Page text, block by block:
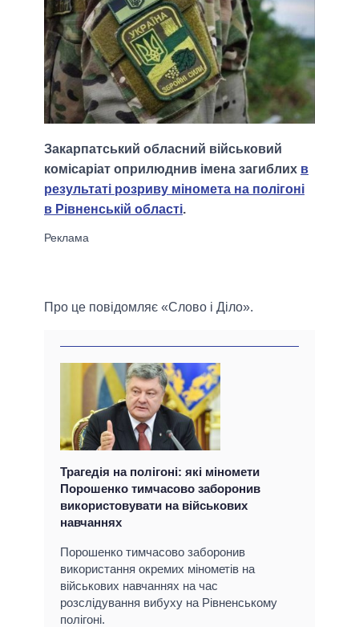
Закарпатський обласний військовий
комісаріат оприлюднив імена загиблих в
результаті розриву міномета на полігоні
в Рівненській області.
Про це повідомляє «Слово і Діло».
Трагедія на полігоні: які міномети
Порошенко тимчасово заборонив
використовувати на військових
навчаннях
Порошенко тимчасово заборонив
використання окремих мінометів на
військових навчаннях на час
розслідування вибуху на Рівненському
полігоні.